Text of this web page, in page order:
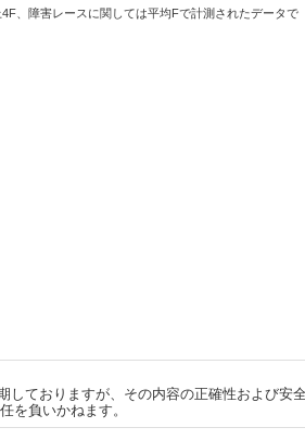
、障害レースに関しては平均Fで計測されたデータで
ておりますが、その内容の正確性および安
を負いかねます。